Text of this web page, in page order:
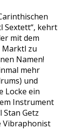
Sextett“, kehrt
mit dem
Marktl zu
Namen!
mehr
und
Locke ein
Instrument
Stan Getz
Vibraphonist